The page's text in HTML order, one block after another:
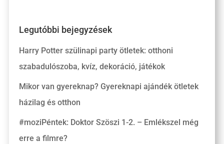
Legutóbbi bejegyzések
Harry Potter szülinapi party ötletek: otthoni
szabadulószoba, kvíz, dekoráció, játékok
Mikor van gyereknap? Gyereknapi ajándék ötletek
házilag és otthon
#moziPéntek: Doktor Szöszi 1-2. – Emlékszel még
erre a filmre?